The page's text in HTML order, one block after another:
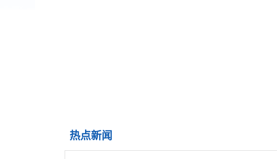
热点新闻